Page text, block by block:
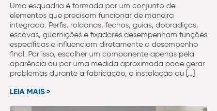
Uma esquadria é formada por um conjunto de
elementos que precisam funcionar de maneira
integrada. Perfis, roldanas, fechos, guias, dobradiças,
escovas, guarnições e fixadores desempenham funções
específicas e influenciam diretamente o desempenho
final. Por isso, escolher um componente apenas pela
aparência ou por uma medida aproximada pode gerar
problemas durante a fabricação, a instalação ou […]
LEIA MAIS >